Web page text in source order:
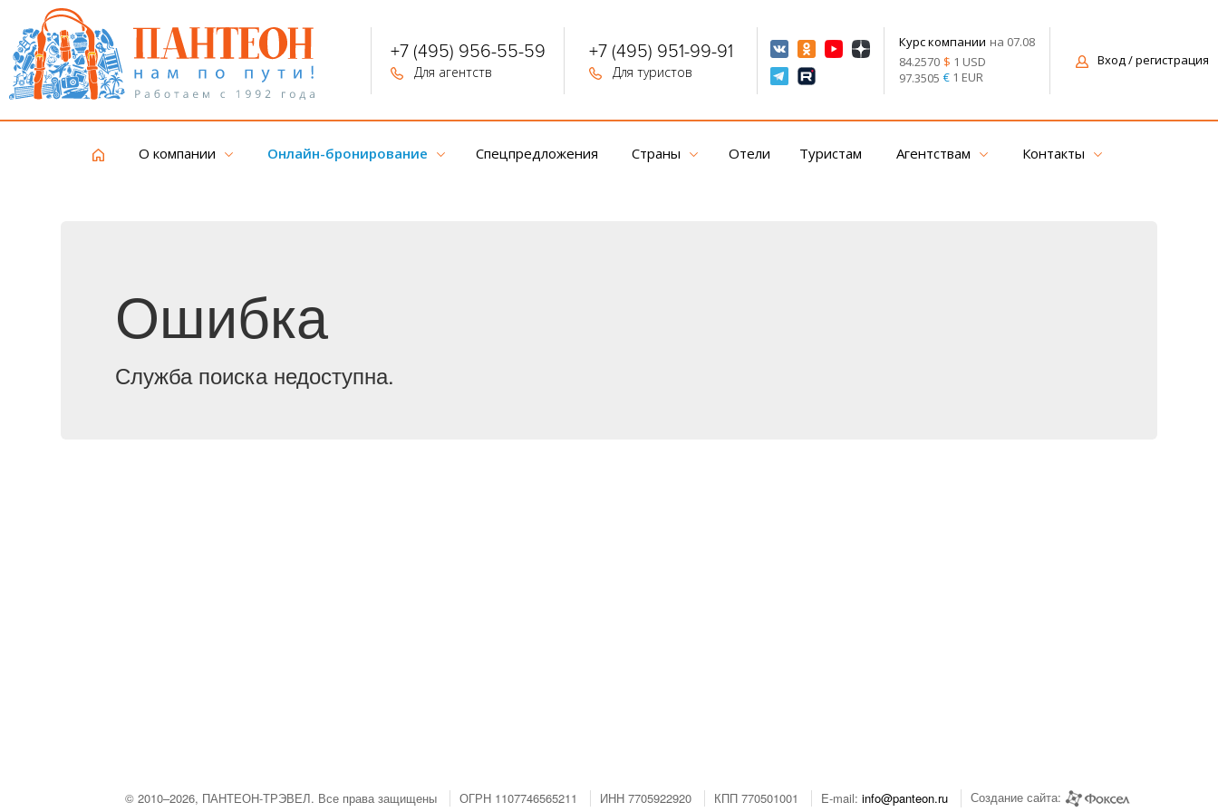
+7 (495) 956-55-59
Для агентств
+7 (495) 951-99-91
Для туристов
Курс компании на 07.08
84.2570 $ 1 USD
97.3505 €1 EUR
Вход/ регистрация
О компании Онлайн-бронирование Спецпредложения Страны Отели Туристам Агентствам Контакты
Ошибка
Служба поиска недоступна.
© 2010–2026, ПАНТЕОН-ТРЭВЕЛ. Все права защищены ОГРН 1107746565211 ИНН 7705922920 КПП 770501001 E-mail: info@panteon.ru Создание сайта: